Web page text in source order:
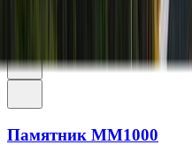
Памятник ММ1000